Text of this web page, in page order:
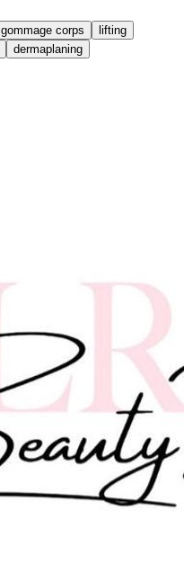
gommage corps
lifting
dermaplaning